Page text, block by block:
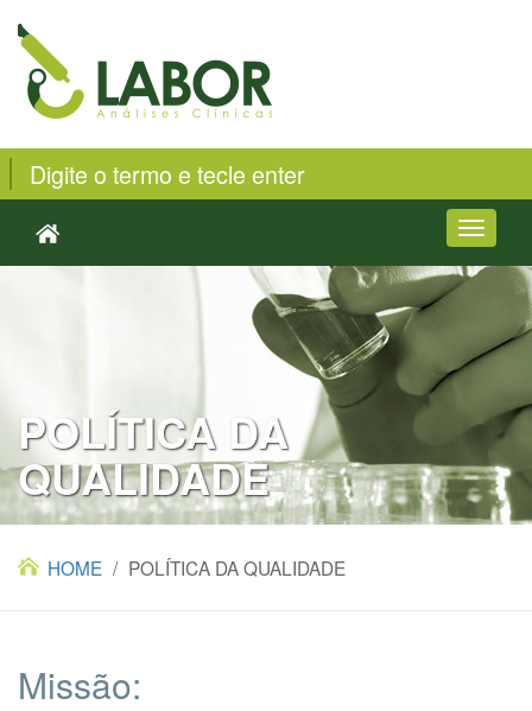
Toggle
POLÍTICA DA
QUALIDADE
HOME / POLÍTICA DA QUALIDADE
Missão: